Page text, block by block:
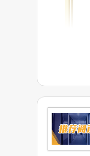
优越留学
可以根据
我们整理